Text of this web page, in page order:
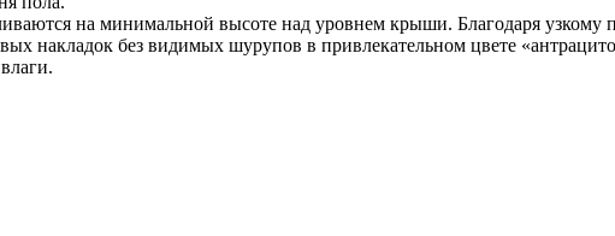
на минимальной высоте над уровнем крыши. Благодаря
накладок без видимых шурупов в привлекательном цвете